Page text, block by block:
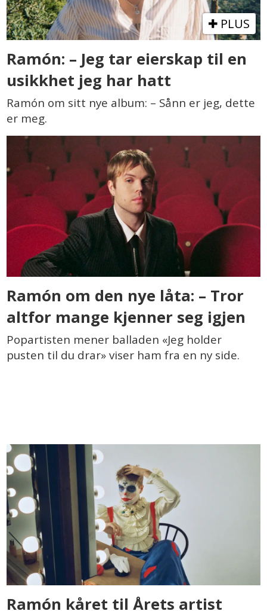
PLUS
Ramón: – Jeg tar eierskap til en
usikkhet jeg har hatt
Ramón om sitt nye album: – Sånn er jeg, dette
er meg.
Ramón om den nye låta: – Tror
altfor mange kjenner seg igjen
Popartisten mener balladen «Jeg holder
pusten til du drar» viser ham fra en ny side.
Ramón kåret til Årets artist